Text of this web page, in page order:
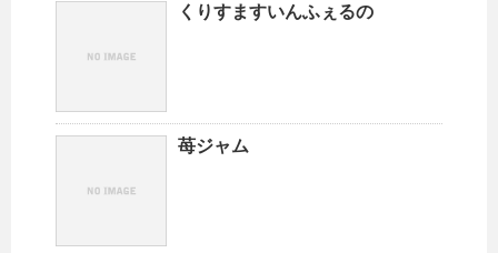
くりすますいんふぇるの
苺ジャム